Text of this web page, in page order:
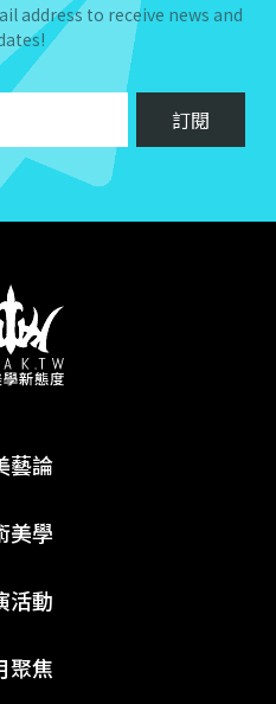
address to receive news and
藝論
美學
活動
聚焦